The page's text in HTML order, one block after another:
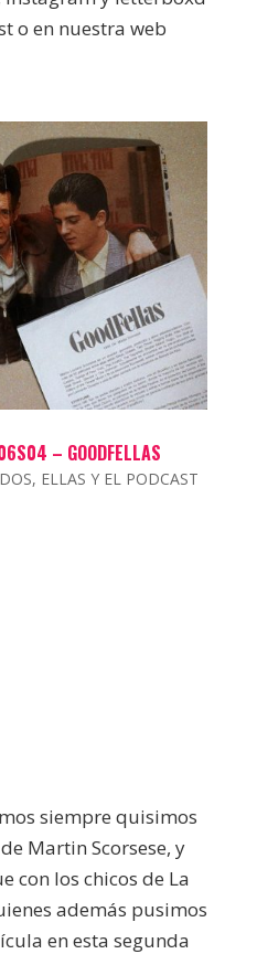
o en nuestra web
– GOODFELLAS
, ELLAS Y EL PODCAST
siempre quisimos
Martin Scorsese, y
con los chicos de La
además pusimos
en esta segunda